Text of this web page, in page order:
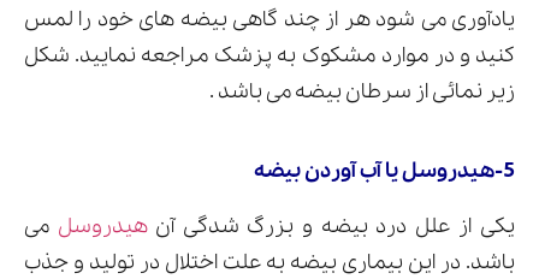
یادآوری می شود هر از چند گاهی بیضه های خود را لمس
کنید و در موارد مشکوک به پزشک مراجعه نمایید. شکل
زیر نمائی از سرطان بیضه می باشد .
5-هیدروسل یا آب آوردن بیضه
یکی از علل درد بیضه و بزرگ شدگی آنهیدروسل می
باشد. در این بیماری بیضه به علت اختلال در تولید و جذب